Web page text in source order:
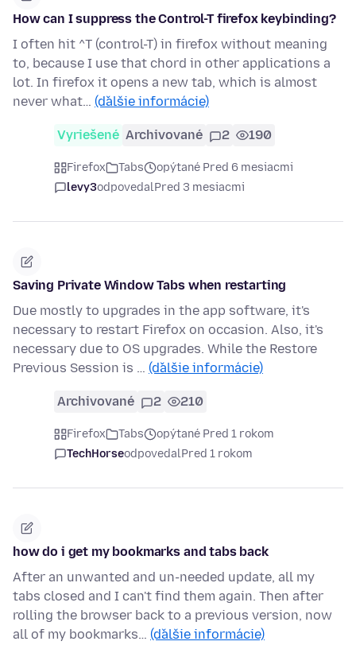
How can I suppress the Control-T firefox keybinding?
I often hit ^T (control-T) in firefox without meaning
to, because I use that chord in other applications a
lot. In firefox it opens a new tab, which is almost
never what… (ďalšie informácie)
Vyriešené Archivované 2 190
Firefox Tabs
opýtané Pred 6 mesiacmi
levy3odpovedalPred 3 mesiacmi
Saving Private Window Tabs when restarting
Due mostly to upgrades in the app software, it's
necessary to restart Firefox on occasion. Also, it's
necessary due to OS upgrades. While the Restore
Previous Session is … (ďalšie informácie)
Archivované 2 210
Firefox Tabs
opýtané Pred 1 rokom
TechHorseodpovedalPred 1 rokom
how do i get my bookmarks and tabs back
After an unwanted and un-needed update, all my
tabs closed and I can't find them again. Then after
rolling the browser back to a previous version, now
all of my bookmarks… (ďalšie informácie)